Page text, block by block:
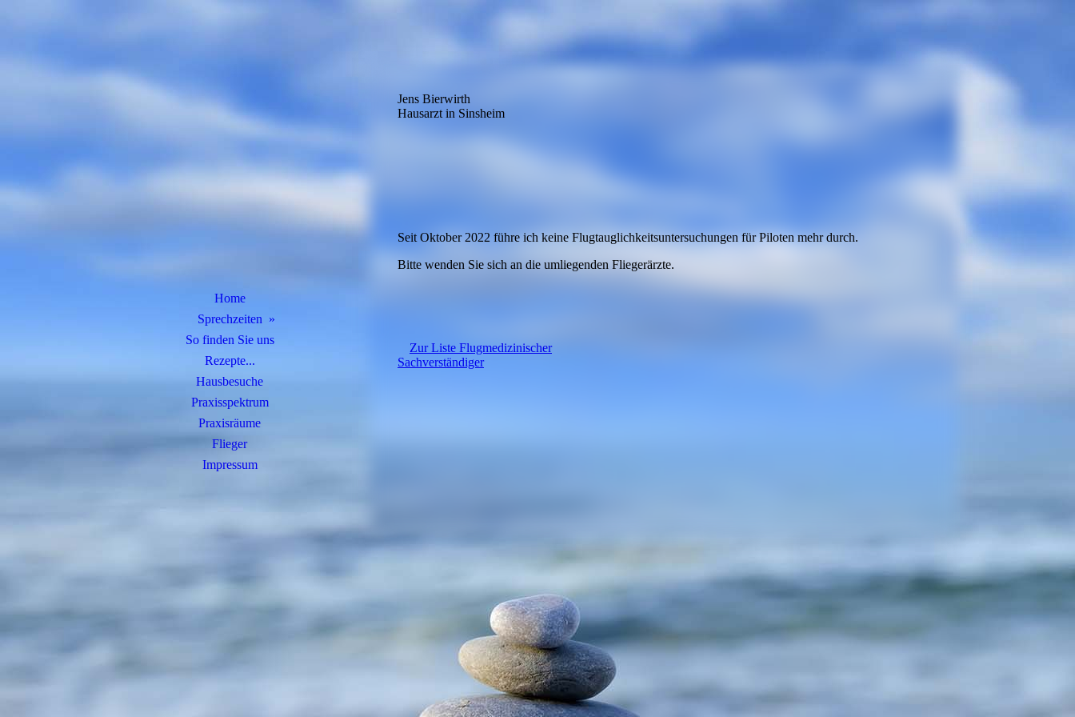
Home
Sprechzeiten
So finden Sie uns
Rezepte...
Hausbesuche
Praxisspektrum
Praxisräume
Flieger
Impressum
Jens Bierwirth
Hausarzt in Sinsheim
Seit Oktober 2022 führe ich keine Flugtauglichkeitsuntersuchungen für Piloten mehr durch.
Bitte wenden Sie sich an die umliegenden Fliegerärzte.
Zur Liste Flugmedizinischer
Sachverständiger